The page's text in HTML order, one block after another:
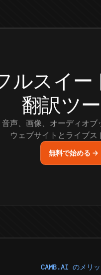
ルスイ
翻訳ツ
声、画像、オーディオ
ウェブサイトとライブス
無料で始める →
CAMB.AI のメリッ